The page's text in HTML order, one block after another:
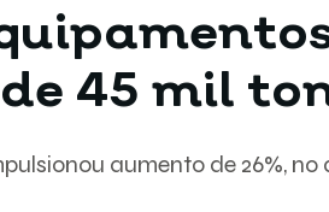
45 mil
aumento de 26%,